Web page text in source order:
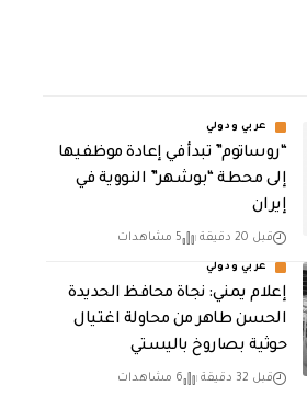
عربي ودولي
“روساتوم” تبدأ في إعادة موظفيها
إلى محطة “بوشهر” النووية في
إيران
قبل 20 دقيقة 5 مشاهدات
عربي ودولي
إعلام يمني: نجاة محافظ الحديدة
الحسن طاهر من محاولة اغتيال
حوثية بصاروخ باليستي
قبل 32 دقيقة 6 مشاهدات